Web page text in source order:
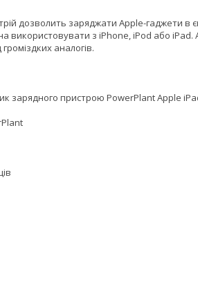
дозволить заряджати Apple-гаджети в
використовувати з iPhone, iPod або iPad.
громіздких аналогів.
зарядного пристрою PowerPlant Apple